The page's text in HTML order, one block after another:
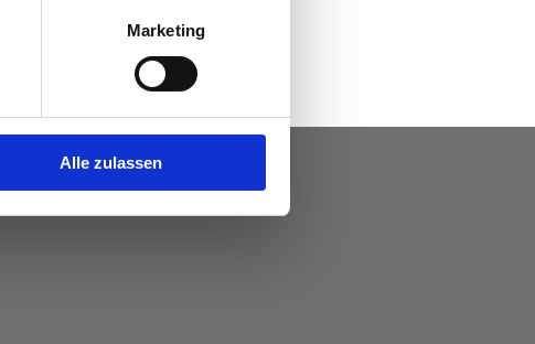
Marketing
Alle zulassen